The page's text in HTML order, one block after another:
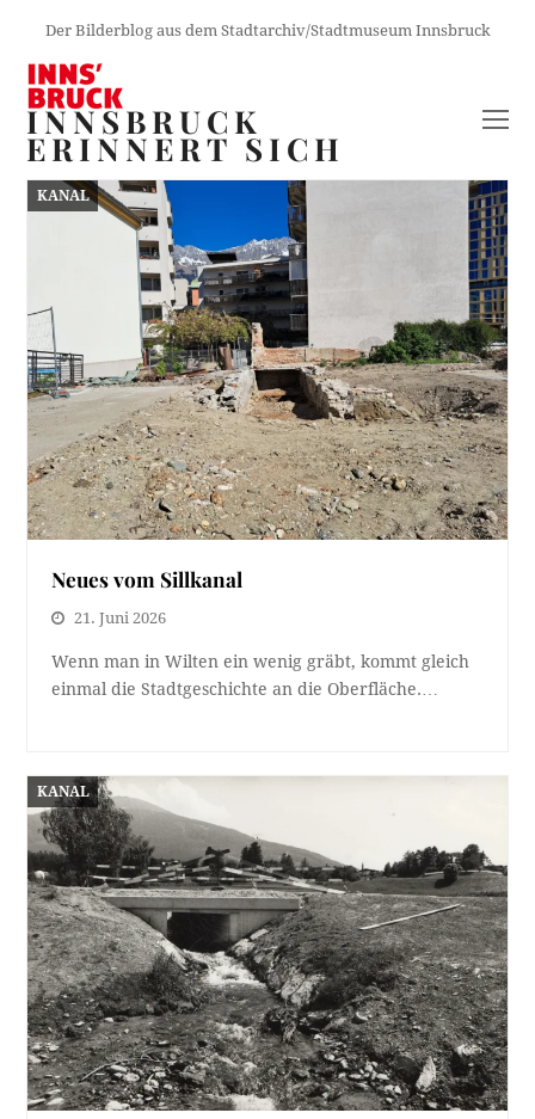
Der Bilderblog aus dem Stadtarchiv/Stadtmuseum Innsbruck
INNSBRUCK
ERINNERT SICH
KANAL
Neues vom Sillkanal
21. Juni 2026
Wenn man in Wilten ein wenig gräbt, kommt gleich
einmal die Stadtgeschichte an die Oberfläche.…
KANAL